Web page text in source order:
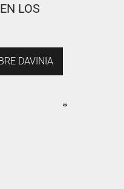
LOS
DAVINIA
*